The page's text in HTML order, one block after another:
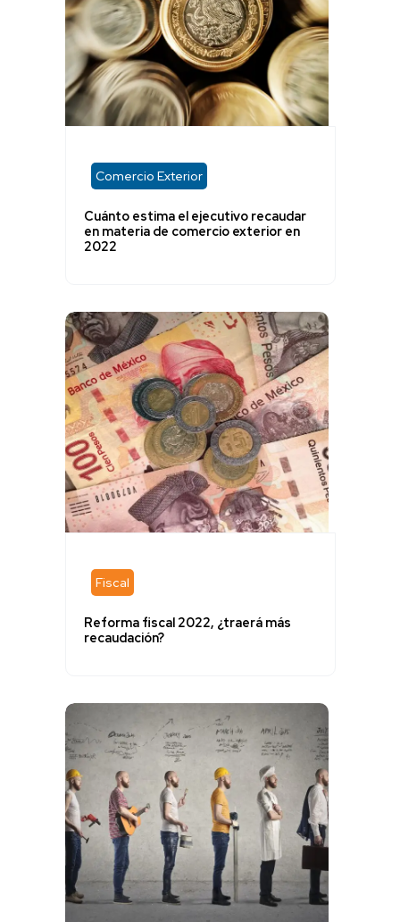
Comercio Exterior
Cuánto estima el ejecutivo recaudar
en materia de comercio exterior en
2022
Fiscal
Reforma fiscal 2022, ¿traerá más
recaudación?